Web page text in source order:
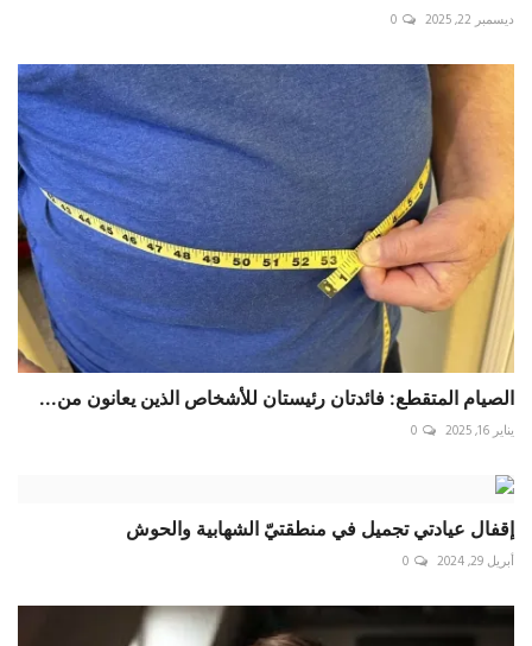
ديسمبر 22, 2025 0
الصيام المتقطع: فائدتان رئيستان للأشخاص الذين يعانون من...
يناير 16, 2025 0
إقفال عيادتي تجميل في منطقتيّ الشهابية والحوش
أبريل 29, 2024 0